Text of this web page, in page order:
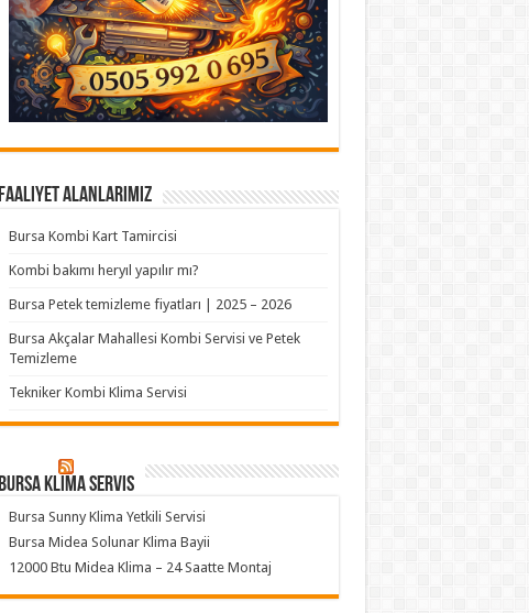
Faaliyet Alanlarımız
Bursa Kombi Kart Tamircisi
Kombi bakımı heryıl yapılır mı?
Bursa Petek temizleme fiyatları | 2025 – 2026
Bursa Akçalar Mahallesi Kombi Servisi ve Petek
Temizleme
Tekniker Kombi Klima Servisi
Bursa klima servis
Bursa Sunny Klima Yetkili Servisi
Bursa Midea Solunar Klima Bayii
12000 Btu Midea Klima – 24 Saatte Montaj